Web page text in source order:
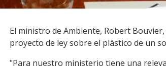
Facebook
El ministro de Ambiente, Robert
proyecto de ley sobre el plástico de un
"Para nuestro ministerio tiene una